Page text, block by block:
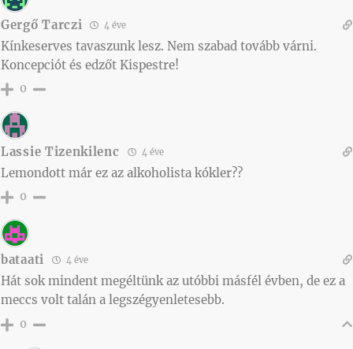
Gergő Tarczi 4 éve
Kínkeserves tavaszunk lesz. Nem szabad tovább várni.
Koncepciót és edzőt Kispestre!
0
Lassie Tizenkilenc 4 éve
Lemondott már ez az alkoholista kókler??
0
bataati 4 éve
Hát sok mindent megéltünk az utóbbi másfél évben, de ez a
meccs volt talán a legszégyenletesebb.
0